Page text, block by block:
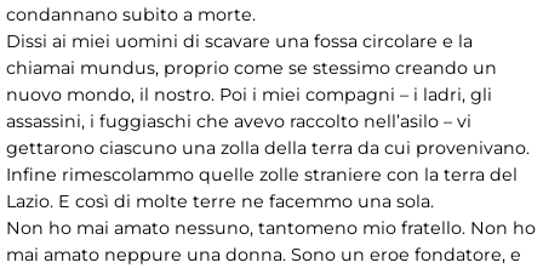
condannano subito a morte.
Dissi ai miei uomini di scavare una fossa circolare e la
chiamai mundus, proprio come se stessimo creando un
nuovo mondo, il nostro. Poi i miei compagni – i ladri, gli
assassini, i fuggiaschi che avevo raccolto nell’asilo – vi
gettarono ciascuno una zolla della terra da cui provenivano.
Infine rimescolammo quelle zolle straniere con la terra del
Lazio. E così di molte terre ne facemmo una sola.
Non ho mai amato nessuno, tantomeno mio fratello. Non ho
mai amato neppure una donna. Sono un eroe fondatore, e